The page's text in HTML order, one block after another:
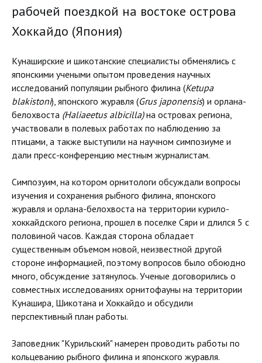
рабочей поездкой на востоке острова
Хоккайдо (Япония)
Кунаширские и шикотанские специалисты обменялись с
японскими учеными опытом проведения научных
исследований популяции рыбного филина (Ketupa
blakistoni), японского журавля (Grus japonensis) и орлана-
белохвоста (Haliaeetus albicilla)на островах региона,
участвовали в полевых работах по наблюдению за
птицами, а также выступили на научном симпозиуме и
дали пресс-конференцию местным журналистам.
Симпозуим, на котором орнитологи обсуждали вопросы
изучения и сохранения рыбного филина, японского
журавля и орлана-белохвоста на территории курило-
хоккайдского региона, прошел в поселке Сяри и длился 5 с
половиной часов. Каждая сторона обладает
существенным объемом новой, неизвестной другой
стороне информацией, поэтому вопросов было обоюдно
много, обсуждение затянулось. Ученые договорились о
совместных исследованиях орнитофауны на территории
Кунашира, Шикотана и Хоккайдо и обсудили
перспективный план работы.
Заповедник "Курильский" намерен проводить работы по
кольцеванию рыбного филина и японского журавля.